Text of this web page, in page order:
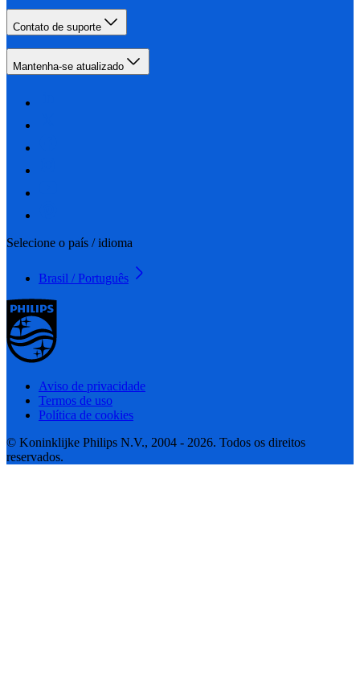
Contato de suporte
Mantenha-se atualizado
Selecione o país / idioma
Brasil / Português
Aviso de privacidade
Termos de uso
Política de cookies
© Koninklijke Philips N.V., 2004 - 2026. Todos os direitos
reservados.